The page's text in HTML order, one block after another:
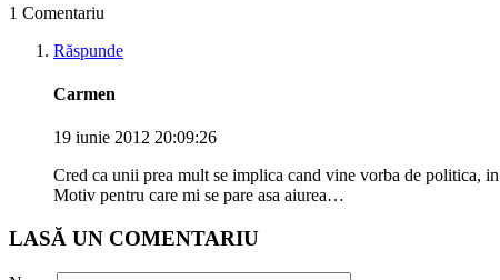
1 Comentariu
Răspunde
Carmen
19 iunie 2012 20:09:26
Cred ca unii prea mult se implica cand vine vorba de politica,
Motiv pentru care mi se pare asa aiurea…
LASĂ UN COMENTARIU